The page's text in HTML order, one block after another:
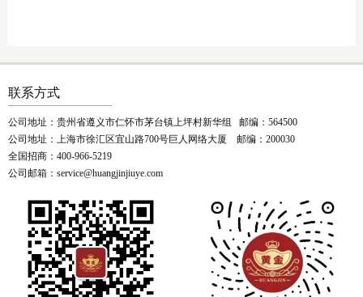
联系方式
公司地址：贵州省遵义市仁怀市茅台镇上坪村新华组 邮编：564500
公司地址：上海市徐汇区宜山路700号巨人网络大厦 邮编：200030
全国招商：400-966-5219
公司邮箱：service@huangjinjiuye.com